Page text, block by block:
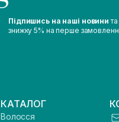
Підпишись на наші новини
знижку 5% на перше
КАТАЛОГ
Волосся